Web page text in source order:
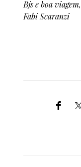
Bjs e boa viagem,
Fabi Scaranzi